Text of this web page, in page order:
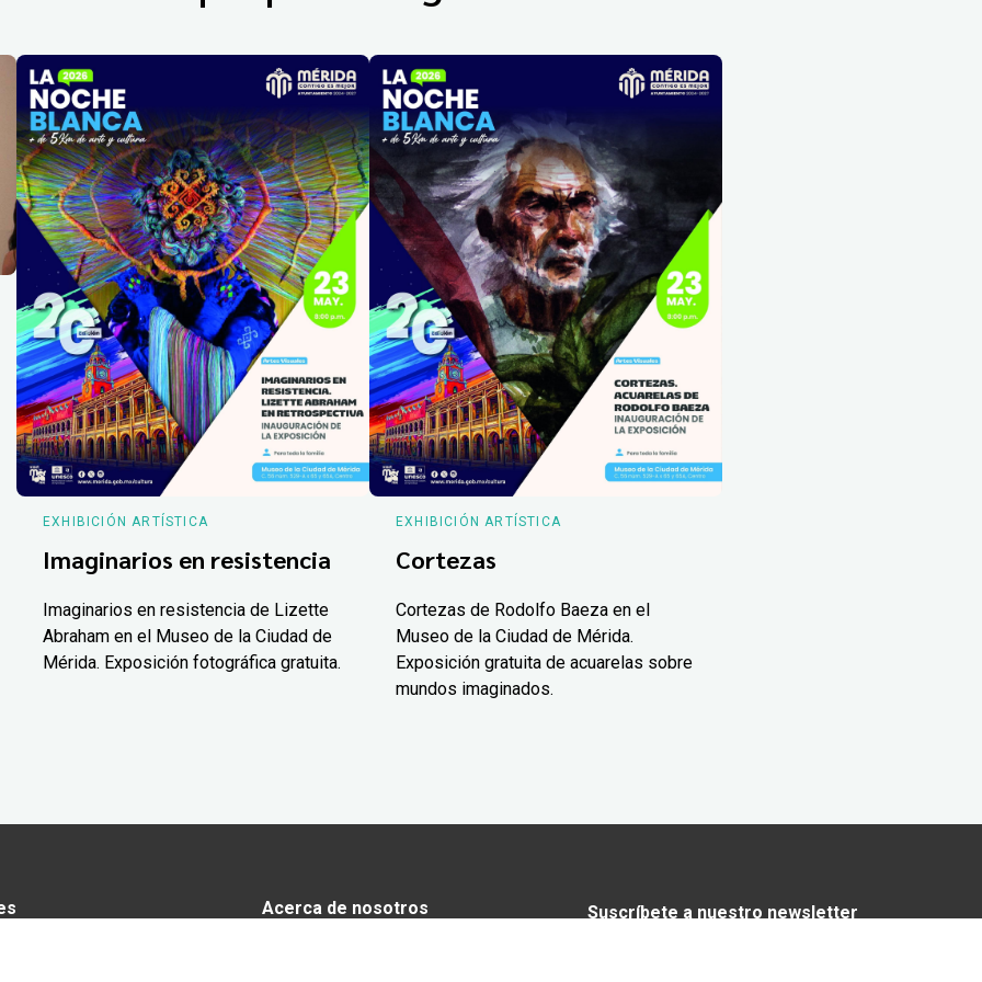
EXHIBICIÓN ARTÍSTICA
Imaginarios en resistencia
Imaginarios en resistencia de Lizette
Abraham en el Museo de la Ciudad de
Mérida. Exposición fotográfica gratuita.
EXHIBICIÓN ARTÍSTICA
Cortezas
Cortezas de Rodolfo Baeza en el
Museo de la Ciudad de Mérida.
Exposición gratuita de acuarelas sobre
mundos imaginados.
Acerca de nosotros
Suscríbete a nuestro newsletter